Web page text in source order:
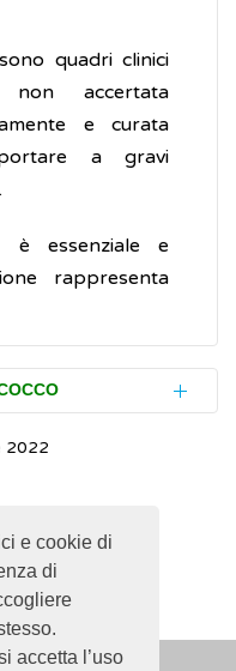
e cookie di
di
accetta l’uso
quadri clinici
accertata
e curata
a gravi
è essenziale e
rappresenta
di vaccino anti-
di gruppo B
differenti,
dell'età di
Ad esempio, nei
2022